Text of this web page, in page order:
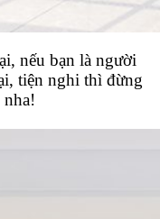
nếu bạn là người
tiện nghi thì đừng
nha!